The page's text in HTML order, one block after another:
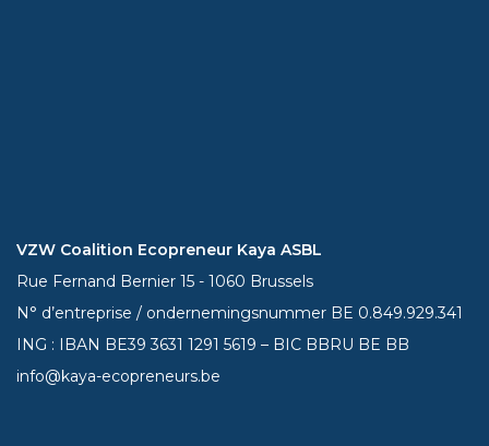
VZW Coalition Ecopreneur Kaya ASBL
Rue Fernand Bernier 15 - 1060 Brussels
N° d’entreprise / ondernemingsnummer BE 0.849.929.341
ING : IBAN BE393631 1291 5619 – BIC BBRU BE BB
info@kaya-ecopreneurs.be